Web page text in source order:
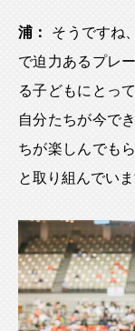
浦：
そうですね
で迫力あるプレ
る子どもにとっ
自分たちが今で
ちが楽しんでも
と取り組んでいま